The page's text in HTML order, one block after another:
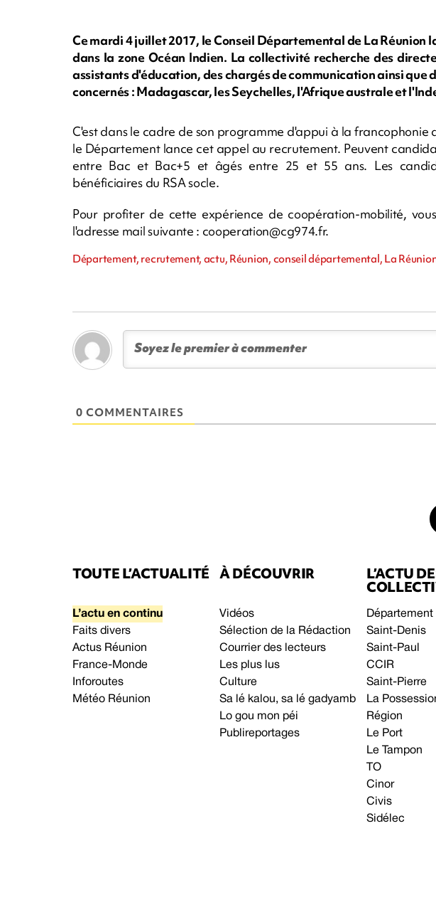
Ce mardi 4 juillet 2017, le Conseil Départemental de La Réunion
dans la zone Océan Indien. La collectivité recherche des
assistants d'éducation, des chargés de communication ainsi que
concernés : Madagascar, les Seychelles, l'Afrique australe et
C'est dans le cadre de son programme d'appui à la francophonie
le Département lance cet appel au recrutement. Peuvent
entre Bac et Bac+5 et âgés entre 25 et 55 ans. Les
bénéficiaires du RSA socle.
Pour profiter de cette expérience de coopération-mobilité,
l'adresse mail suivante : cooperation@cg974.fr.
Département, recrutement, actu, Réunion, conseil départemental, La
0 COMMENTAIRES
TOUTE L’ACTUALITÉ
L’actu en continu
Faits divers
Actus Réunion
France-Monde
Inforoutes
Météo Réunion
À DÉCOUVRIR
Vidéos
Sélection de la Rédaction
Courrier des lecteurs
Les plus lus
Culture
Sa lé kalou, sa lé gadyamb
Lo gou mon péi
Publireportages
L’ACTU
Département
Saint-Denis
Saint-Paul
CCIR
Saint-Pierre
La
Région
Le Port
Le Tampon
TO
Cinor
Civis
Sidélec